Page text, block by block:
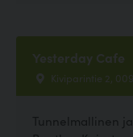
Yesterday Cafe
Kiviparintie 2,
Tunnelmallinen